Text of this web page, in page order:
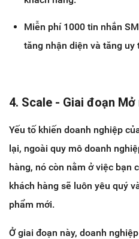
Miễn phí 1000 tin nhắn
tăng nhận diện và tăng uy
4. Scale - Giai đoạn
Yếu tố khiến doanh nghiệp
lại, ngoài quy mô doanh
hàng, nó còn nằm ở việc bạn
khách hàng sẽ luôn yêu quý
phẩm mới.
Ở giai đoạn này, doanh